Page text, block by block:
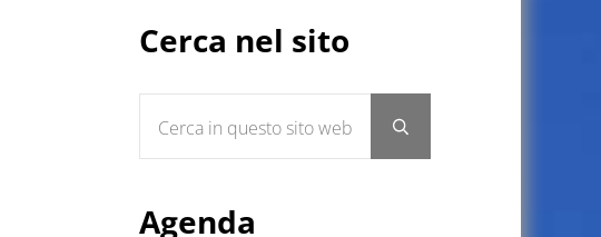
Cerca nel sito
Submit search
Agenda